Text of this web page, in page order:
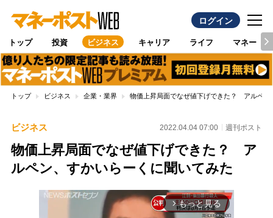
ログイン
トップ 投資 ビジネス キャリア ライフ マネー
トップ ビジネス 企業・業界 物価上昇局面でなぜ値下げできた？ アルペン
ビジネス 2022.04.04 07:00 週刊ポスト
物価上昇局面でなぜ値下げできた？ ア
ルペン、すかいらーくに聞いてみた
arrow_forward_ios もっと見る